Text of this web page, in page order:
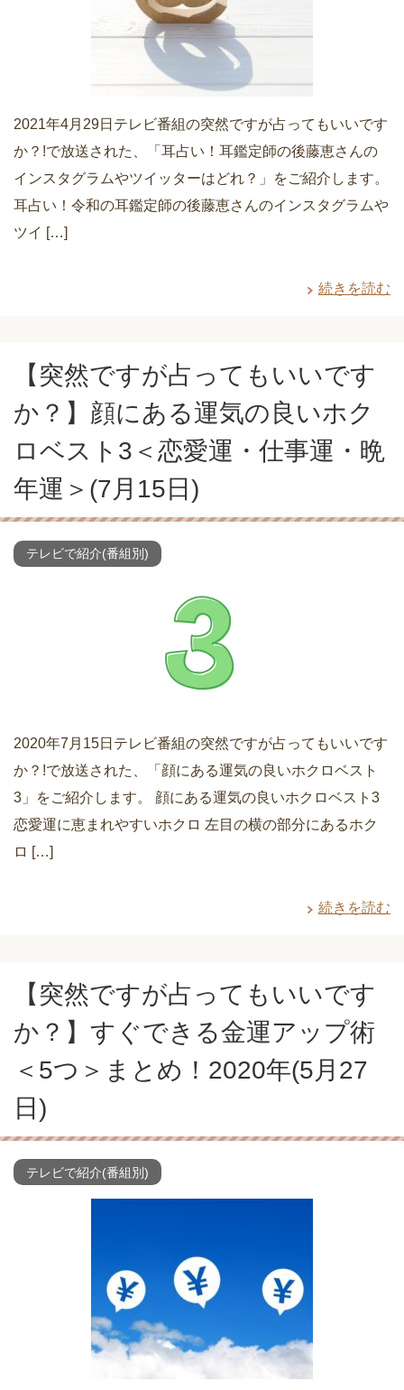
2021年4月29日テレビ番組の突然ですが占ってもいいです
か？!で放送された、「耳占い！耳鑑定師の後藤恵さんの
インスタグラムやツイッターはどれ？」をご紹介します。
耳占い！令和の耳鑑定師の後藤恵さんのインスタグラムや
ツイ […]
続きを読む
【突然ですが占ってもいいです
か？】顔にある運気の良いホク
ロベスト3＜恋愛運・仕事運・晩
年運＞(7月15日)
テレビで紹介(番組別)
2020年7月15日テレビ番組の突然ですが占ってもいいです
か？!で放送された、「顔にある運気の良いホクロベスト
3」をご紹介します。 顔にある運気の良いホクロベスト3
恋愛運に恵まれやすいホクロ 左目の横の部分にあるホク
ロ […]
続きを読む
【突然ですが占ってもいいです
か？】すぐできる金運アップ術
＜5つ＞まとめ！2020年(5月27
日)
テレビで紹介(番組別)